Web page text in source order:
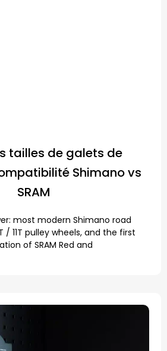
tailles de galets de
Shimano vs
SRAM
most modern Shimano road
/ 11T pulley wheels, and the first
of SRAM Red and